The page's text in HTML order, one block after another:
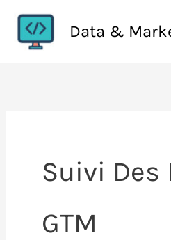
contenu
Data &
Suivi Des
GTM